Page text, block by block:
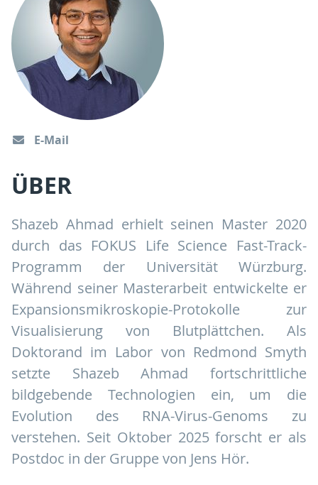
ÜBER
Shazeb Ahmad erhielt seinen Master 2020
durch das FOKUS Life Science Fast-Track-
Programm der Universität Würzburg.
Während seiner Masterarbeit entwickelte er
Expansionsmikroskopie-Protokolle zur
Visualisierung von Blutplättchen. Als
Doktorand im Labor von Redmond Smyth
setzte Shazeb Ahmad fortschrittliche
bildgebende Technologien ein, um die
Evolution des RNA-Virus-Genoms zu
verstehen. Seit Oktober 2025 forscht er als
Postdoc in der Gruppe von Jens Hör.
E-Mail